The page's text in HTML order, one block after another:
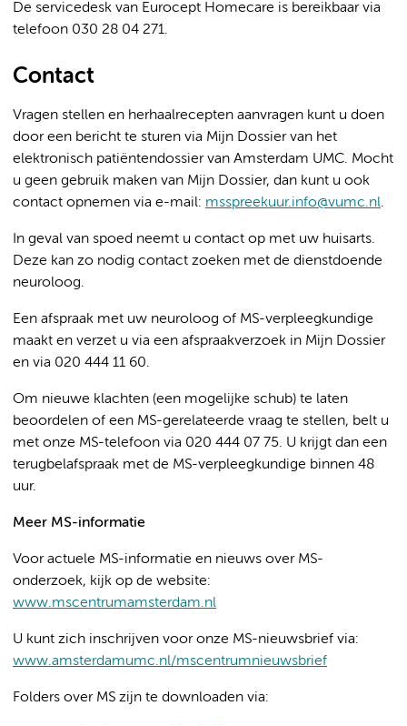
De servicedesk van Eurocept Homecare is bereikbaar via
telefoon 030 28 04 271.
Contact
Vragen stellen en herhaalrecepten aanvragen kunt u doen
door een bericht te sturen via Mijn Dossier van het
elektronisch patiëntendossier van Amsterdam UMC. Mocht
u geen gebruik maken van Mijn Dossier, dan kunt u ook
contact opnemen via e-mail: msspreekuur.info@vumc.nl.
In geval van spoed neemt u contact op met uw huisarts.
Deze kan zo nodig contact zoeken met de dienstdoende
neuroloog.
Een afspraak met uw neuroloog of MS-verpleegkundige
maakt en verzet u via een afspraakverzoek in Mijn Dossier
en via 020 444 11 60.
Om nieuwe klachten (een mogelijke schub) te laten
beoordelen of een MS-gerelateerde vraag te stellen, belt u
met onze MS-telefoon via 020 444 07 75. U krijgt dan een
terugbelafspraak met de MS-verpleegkundige binnen 48
uur.
Meer MS-informatie
Voor actuele MS-informatie en nieuws over MS-
onderzoek, kijk op de website:
www.mscentrumamsterdam.nl
U kunt zich inschrijven voor onze MS-nieuwsbrief via:
www.amsterdamumc.nl/mscentrumnieuwsbrief
Folders over MS zijn te downloaden via: